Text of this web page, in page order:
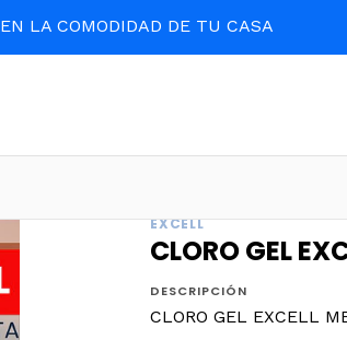
EL SUPERMERCADO 100% HUASO
EXCELL
CLORO GEL
DESCRIPCIÓN
CLORO GEL EXCELL